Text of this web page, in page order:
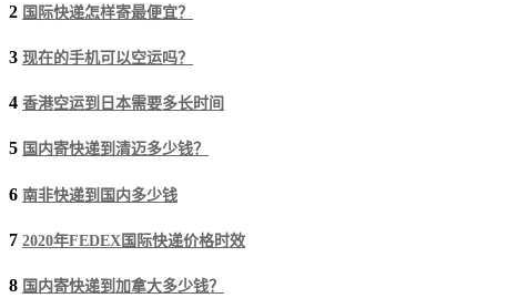
2 国际快递怎样寄最便宜？
3 现在的手机可以空运吗？
4 香港空运到日本需要多长时间
5 国内寄快递到清迈多少钱？
6 南非快递到国内多少钱
7 2020年FEDEX国际快递价格时效
8 国内寄快递到加拿大多少钱？